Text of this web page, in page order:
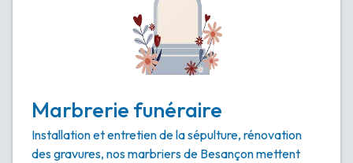
Marbrerie funéraire
Installation et entretien de la sépulture, rénovation
des gravures, nos marbriers de Besançon mettent